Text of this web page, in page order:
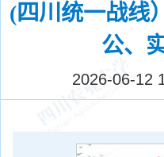
(四川统一战线
公、
2026-06-12